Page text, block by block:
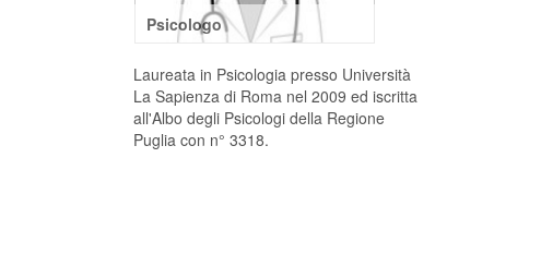
Psicologo
Laureata in Psicologia presso Università
La Sapienza di Roma nel 2009 ed iscritta
all'Albo degli Psicologi della Regione
Puglia con n° 3318.